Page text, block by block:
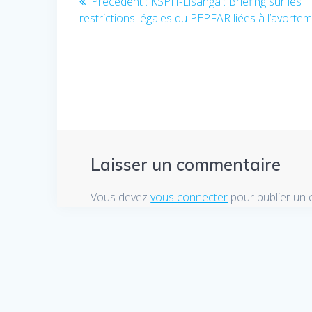
de
précédent
restrictions légales du PEPFAR liées à
Laisser un commentaire
Vous devezvous connecter pour publier un